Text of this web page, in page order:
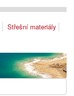
Střešní materiály